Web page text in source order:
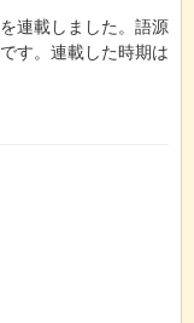
連載しました。語源
す。連載した時期は